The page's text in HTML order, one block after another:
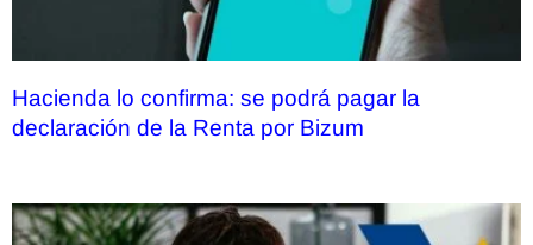
Hacienda lo confirma: se podrá pagar la
declaración de la Renta por Bizum